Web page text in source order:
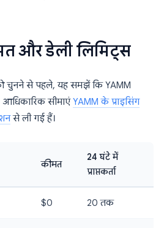
और डेली लिमिट्स
चुनने से पहले, यह समझें कि YAMM
आधिकारिक सीमाएंYAMM के प्राइसिंग
से ली गई हैं।
कीमत
24 घंटे में
प्राप्तकर्ता
$0 20 तक